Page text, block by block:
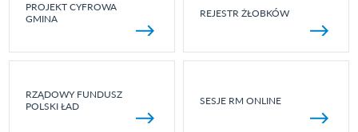
PROJEKT CYFROWA
GMINA
REJESTR ŻŁOBKÓW
RZĄDOWY FUNDUSZ
POLSKI ŁAD
SESJE RM ONLINE